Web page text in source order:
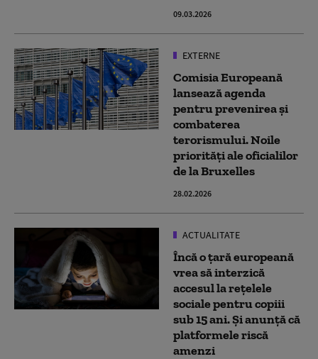
09.03.2026
EXTERNE
Comisia Europeană
lansează agenda
pentru prevenirea și
combaterea
terorismului. Noile
priorități ale oficialilor
de la Bruxelles
28.02.2026
ACTUALITATE
Încă o țară europeană
vrea să interzică
accesul la reţelele
sociale pentru copiii
sub 15 ani. Și anunță că
platformele riscă
amenzi